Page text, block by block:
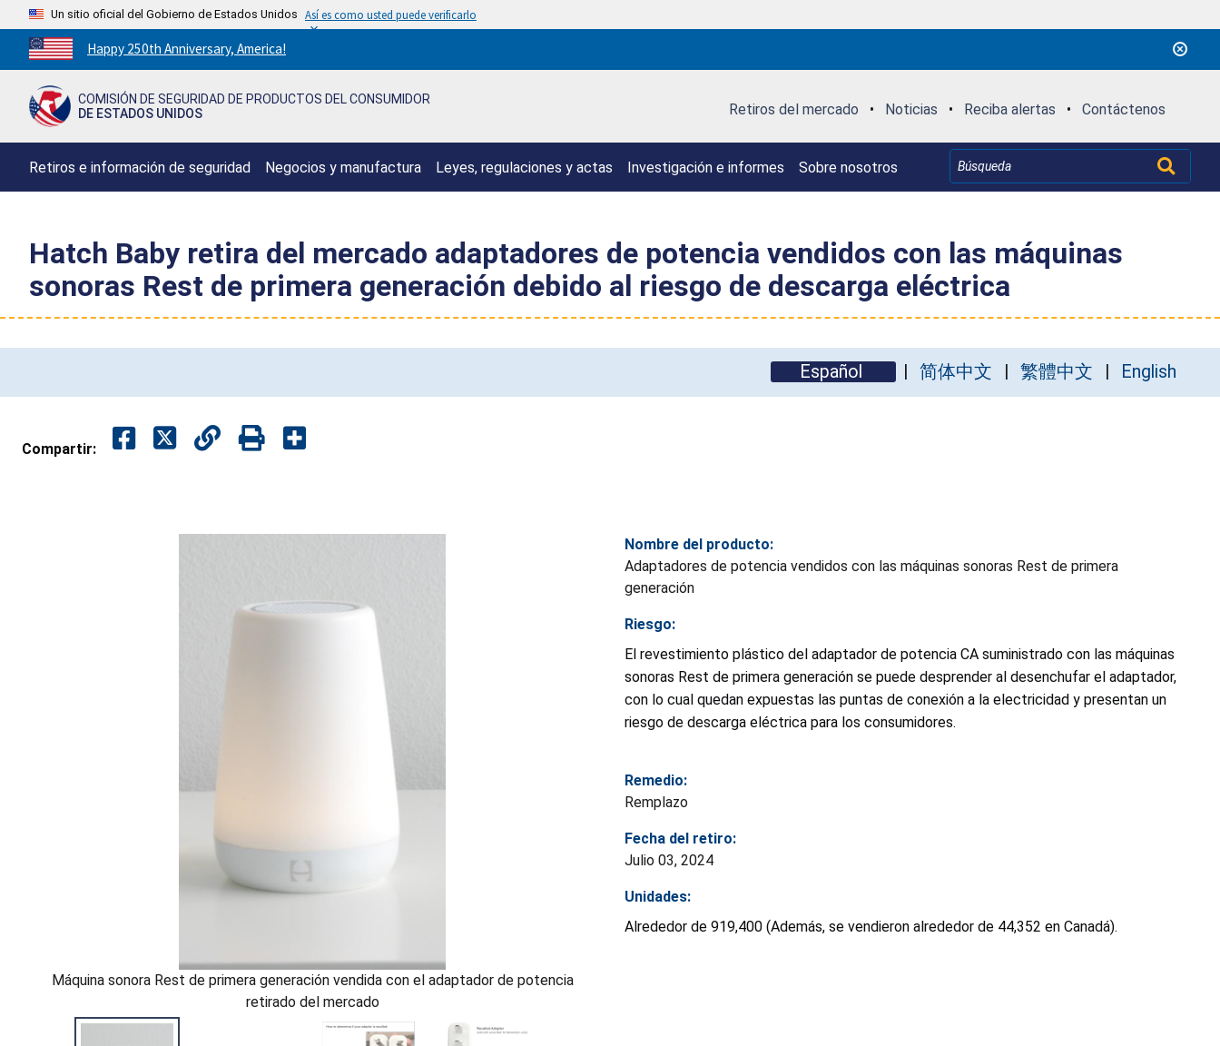
Un sitio oficial del Gobierno de Estados Unidos Así es como usted puede verificarlo
Countdown
to
America's
250th
Happy 250th Anniversary, America!
COMISIÓN DE SEGURIDAD DE PRODUCTOS DEL CONSUMIDOR
DE ESTADOS UNIDOS
Retiros del mercado • Noticias • Reciba alertas • Contáctenos
Retiros e información de seguridad Negocios y manufactura Leyes, regulaciones y actas Investigación e informes Sobre nosotros
Hatch Baby retira del mercado adaptadores de potencia vendidos con las máquinas
sonoras Rest de primera generación debido al riesgo de descarga eléctrica
Español 简体中文 繁體中文 English
Compartir:
Máquina sonora Rest de primera generación vendida con el adaptador de potencia
retirado del mercado
Nombre del producto:
Adaptadores de potencia vendidos con las máquinas sonoras Rest de primera
generación
Riesgo:
El revestimiento plástico del adaptador de potencia CA suministrado con las máquinas
sonoras Rest de primera generación se puede desprender al desenchufar el adaptador,
con lo cual quedan expuestas las puntas de conexión a la electricidad y presentan un
riesgo de descarga eléctrica para los consumidores.
Remedio:
Remplazo
Fecha del retiro:
Julio 03, 2024
Unidades:
Alrededor de 919,400 (Además, se vendieron alrededor de 44,352 en Canadá).